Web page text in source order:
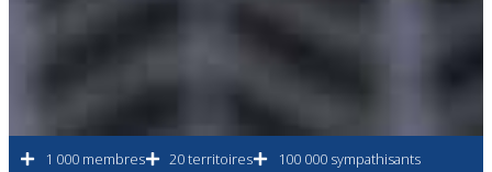
1 000 membres 20 territoires
100 000 sympathisants